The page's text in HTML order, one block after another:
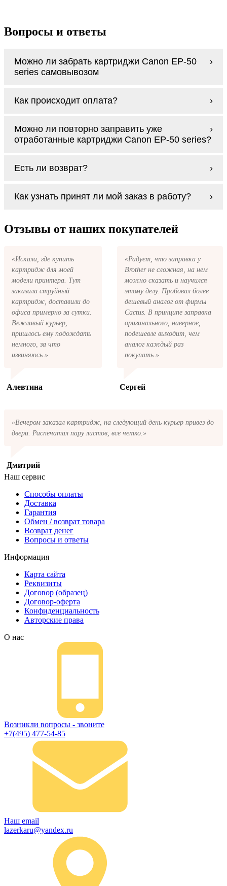
Вопросы и ответы
Можно ли забрать картриджи Canon EP-50
series самовывозом
доставим заказ и сделаем это бесплатно
Мы гарантируем цельность упаковки, когда
доставляем Вам картриджи Canon EP-50
series
Как происходит оплата?
series наличными курьеру при получении
заказа.
Можно ли повторно заправить уже
отработанные картриджи Canon EP-50 series?
процесс проще, в случае с оригиналами
В любом случае вы можете заправить
картриджи Canon EP-50 series. У нас можно
моделей принтеров.
Есть ли возврат?
какой-то причине вам не подошли, мы при
Как узнать принят ли мой заказ в работу?
Canon EP-50 series на указанную вами
электронную почту придёт письмо с копией
чтобы оформить доставку. Если вы не
получили письмо с копией заказа,
пожалуйста, свяжитесь с нами через сервис
обратная связь, или позвоните.
Отзывы от наших покупателей
«Искала, где купить
картридж для моей
модели принтера. Тут
заказала струйный
картридж, доставили до
офиса примерно за сутки.
Вежливый курьер,
пришлось ему подождать
немного, за что
извиняюсь.»
Алевтина
«Радует, что заправка у
Brother не сложная, на нем
можно сказать и научился
этому делу. Пробовал более
дешевый аналог от фирмы
Cactus. В принципе заправка
оригинального, наверное,
подешевле выходит, чем
аналог каждый раз
покупать.»
Сергей
«Вечером заказал картридж, на следующий день курьер привез до
двери. Распечатал пару листов, все четко.»
Дмитрий
Наш сервис
Способы оплаты
Доставка
Гарантия
Обмен / возврат товара
Возврат денег
Вопросы и ответы
Информация
Карта сайта
Реквизиты
Договор (образец)
Договор-оферта
Конфиденциальность
Авторские права
О нас
Возникли вопросы - звоните
+7(495) 477-54-85
Наш email
lazerkaru@yandex.ru